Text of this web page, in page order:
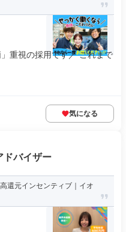
重視の採用です／ これまで
気になる
ドバイザー
還元インセンティブ｜イオ